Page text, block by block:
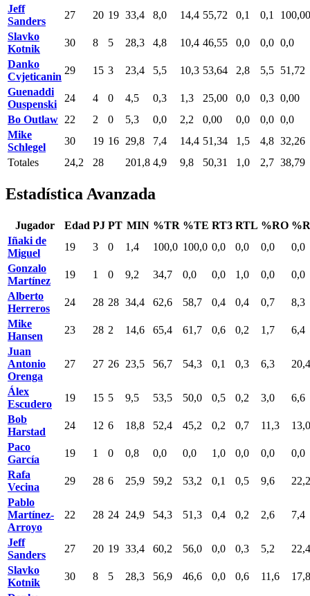
Jeff
Sanders
27 20 19 33,4 8,0 14,4 55,72 0,1 0,1
100,00
Slavko
Kotnik
30 8 5 28,3 4,8 10,4 46,55 0,0 0,0 0,0
Danko
Cvjeticanin
29 15 3 23,4 5,5 10,3 53,64 2,8 5,5 51,72
Guenaddi
Ouspenski
24 4 0 4,5 0,3 1,3 25,00 0,0 0,3 0,00
Bo Outlaw 22 2 0 5,3 0,0 2,2 0,00 0,0 0,0 0,0
Mike
Schlegel
30 19 16 29,8 7,4 14,4 51,34 1,5 4,8 32,26
Totales
24,2 28 201,8 4,9 9,8 50,31 1,0 2,7 38,79
Estadística Avanzada
Jugador Edad PJ PT MIN %TR %TE RT3 RTL %RO
Iñaki de
Miguel
19 3 0 1,4 100,0 100,0 0,0 0,0 0,0
0,0
Gonzalo
Martínez
19 1 0 9,2 34,7 0,0 0,0 1,0 0,0
0,0
Alberto
Herreros
24 28 28 34,4 62,6 58,7 0,4 0,4 0,7
8,3
Mike
Hansen
23 28 2 14,6 65,4 61,7 0,6 0,2 1,7
6,4
Juan
Antonio
Orenga
27 27 26 23,5 56,7 54,3 0,1 0,3 6,3 20,4
Álex
Escudero
19 15 5 9,5 53,5 50,0 0,5 0,2 3,0
6,6
Bob
Harstad
24 12 6 18,8 52,4 45,2 0,2 0,7 11,3
13,0
Paco
García
19 1 0 0,8 0,0 0,0 1,0 0,0 0,0
0,0
Rafa
Vecina
29 28 6 25,9 59,2 53,2 0,1 0,5 9,6
22,2
Pablo
Martínez-
Arroyo
22 28 24 24,9 54,3 51,3 0,4 0,2 2,6 7,4
Jeff
Sanders
27 20 19 33,4 60,2 56,0 0,0 0,3 5,2
22,4
Slavko
Kotnik
30 8 5 28,3 56,9 46,6 0,0 0,6 11,6
17,8